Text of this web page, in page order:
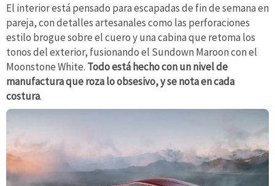
El interior está pensado para escapadas de fin de semana en
pareja, con detalles artesanales como las perforaciones
estilo brogue sobre el cuero y una cabina que retoma los
tonos del exterior, fusionando el Sundown Maroon con el
Moonstone White. Todo está hecho con un nivel de
manufactura que roza lo obsesivo, y se nota en cada
costura.